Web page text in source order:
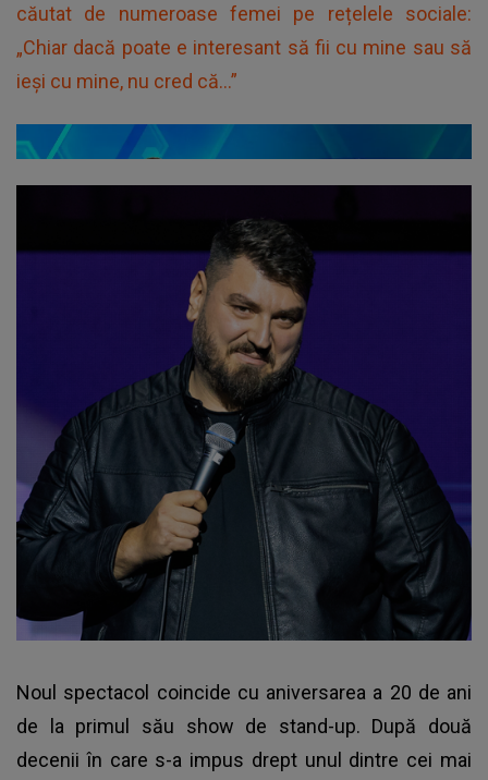
căutat de numeroase femei pe rețelele sociale:
„Chiar dacă poate e interesant să fii cu mine sau să
ieși cu mine, nu cred că...”
Noul spectacol coincide cu aniversarea a 20 de ani
de la primul său show de stand-up. După două
decenii în care s-a impus drept unul dintre cei mai